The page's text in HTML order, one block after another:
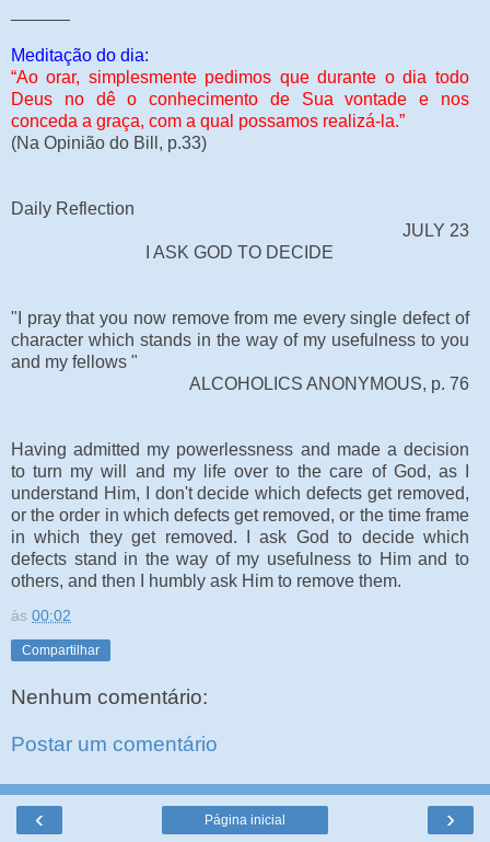
Meditação do dia:
“Ao orar, simplesmente pedimos que durante o dia todo
Deus no dê o conhecimento de Sua vontade e nos
conceda a graça, com a qual possamos realizá-la.”
(Na Opinião do Bill, p.33)
Daily Reflection
JULY 23
I ASK GOD TO DECIDE
"I pray that you now remove from me every single defect of
character which stands in the way of my usefulness to you
and my fellows "
ALCOHOLICS ANONYMOUS, p. 76
Having admitted my powerlessness and made a decision
to turn my will and my life over to the care of God, as I
understand Him, I don't decide which defects get removed,
or the order in which defects get removed, or the time frame
in which they get removed. I ask God to decide which
defects stand in the way of my usefulness to Him and to
others, and then I humbly ask Him to remove them.
às 00:02
Compartilhar
Nenhum comentário:
Postar um comentário
‹ ›
Página inicial